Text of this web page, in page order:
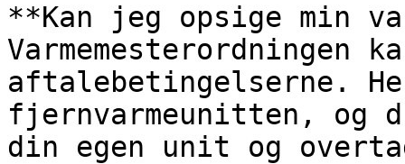
**Kan jeg opsige min
Varmemesterordningen
aftalebetingelserne.
fjernvarmeunitten, og
din egen unit og